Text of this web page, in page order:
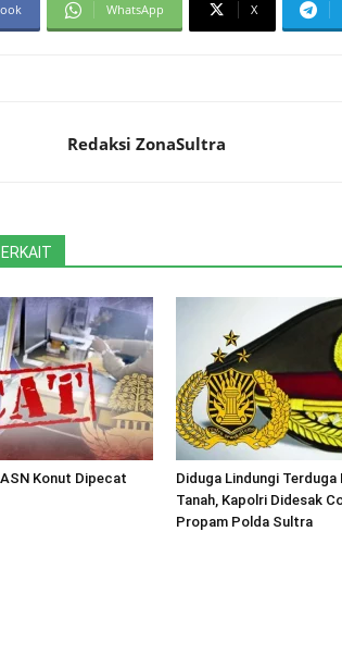
WhatsApp X
Redaksi ZonaSultra
Konut Dipecat
Diduga Lindungi Terduga
Tanah, Kapolri Didesak
Propam Polda Sultra